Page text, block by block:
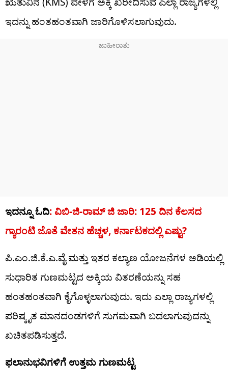
ಇದನ್ನು ಹಂತಹಂತವಾಗಿ ಜಾರಿಗೊಳಿಸಲಾಗುವುದು.
ಇದನ್ನೂ ಓದಿ: ವಿಬಿ-ಜಿ-ರಾಮ್​​ ಜಿ ಜಾರಿ: 125 ದಿನ ಕೆಲಸದ
ಗ್ಯಾರಂಟಿ ಜೊತೆ ವೇತನ ಹೆಚ್ಚಳ, ಕರ್ನಾಟಕದಲ್ಲಿ ಎಷ್ಟು?
ಪಿ.ಎಂ.ಜಿ.ಕೆ.ಎ.ವೈ ಮತ್ತು ಇತರ ಕಲ್ಯಾಣ ಯೋಜನೆಗಳ ಅಡಿಯಲ್ಲಿ
ಸುಧಾರಿತ ಗುಣಮಟ್ಟದ ಅಕ್ಕಿಯ ವಿತರಣೆಯನ್ನು ಸಹ
ಹಂತಹಂತವಾಗಿ ಕೈಗೊಳ್ಳಲಾಗುವುದು. ಇದು ಎಲ್ಲಾ ರಾಜ್ಯಗಳಲ್ಲಿ
ಪರಿಷ್ಕೃತ ಮಾನದಂಡಗಳಿಗೆ ಸುಗಮವಾಗಿ ಬದಲಾಗುವುದನ್ನು
ಖಚಿತಪಡಿಸುತ್ತದೆ.
ಫಲಾನುಭವಿಗಳಿಗೆ ಉತ್ತಮ ಗುಣಮಟ್ಟ